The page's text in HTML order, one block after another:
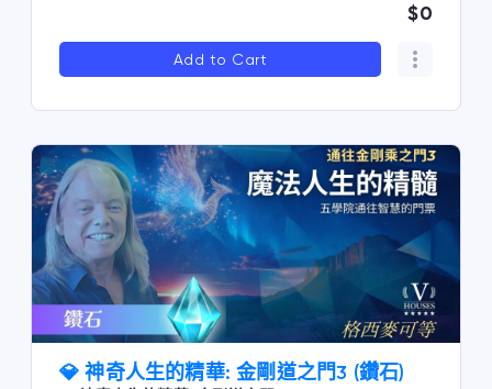
$0
Add to Cart
💎 神奇人生的精華: 金剛道之門3 (鑽石)